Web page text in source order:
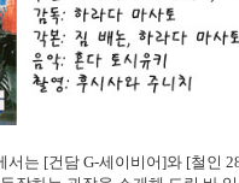
서는 [건담 G-세이비어]와 [철인